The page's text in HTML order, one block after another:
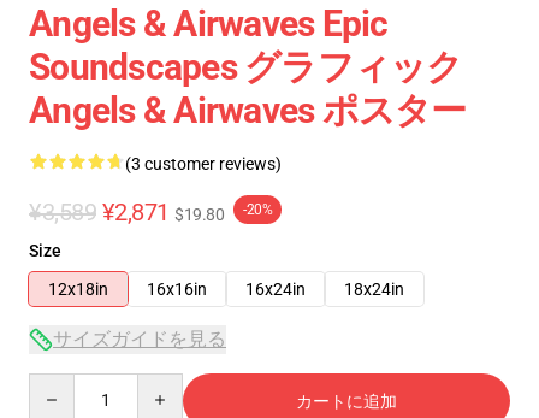
Angels & Airwaves Epic
Soundscapes グラフィック
Angels & Airwaves ポスター
(3 customer reviews)
¥3,589 ¥2,871 $19.80 -20%
Size
12x18in
16x16in 16x24in 18x24in
サイズガイドを見る
カートに追加